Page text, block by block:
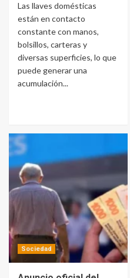
Las llaves domésticas
están en contacto
constante con manos,
bolsillos, carteras y
diversas superficies, lo que
puede generar una
acumulación...
Sociedad